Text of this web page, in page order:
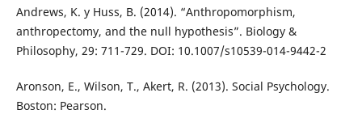
Andrews, K. y Huss, B. (2014). “Anthropomorphism,
anthropectomy, and the null hypothesis”. Biology &
Philosophy, 29: 711-729. DOI: 10.1007/s10539-014-9442-2
Aronson, E., Wilson, T., Akert, R. (2013). Social Psychology.
Boston: Pearson.